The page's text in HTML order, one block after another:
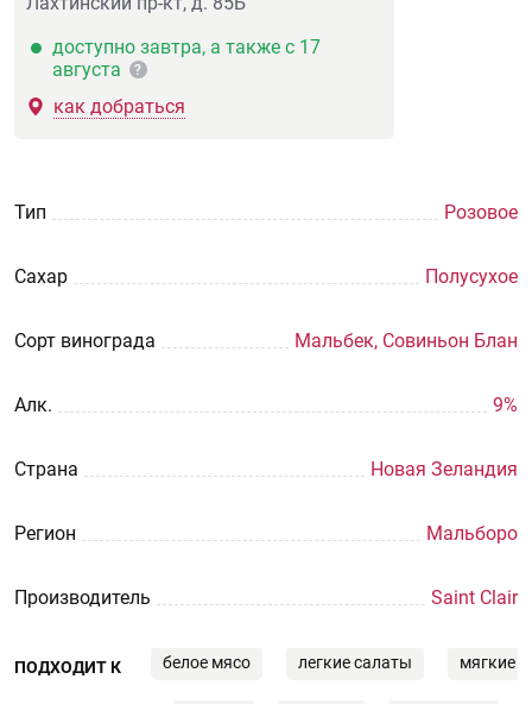
доступно завтра, а также с 17
августа
?
как добраться
Тип Розовое
Сахар Полусухое
Сорт винограда Мальбек, Совиньон Блан
Aлк. 9%
Страна Новая Зеландия
Регион Мальборо
Производитель Saint Clair
ПОДХОДИТ К белое мясо легкие салаты мягкие